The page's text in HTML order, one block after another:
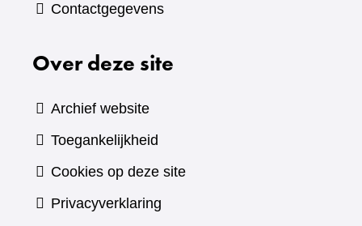
Contactgegevens
Over deze site
Archief website
Toegankelijkheid
Cookies op deze site
Privacyverklaring